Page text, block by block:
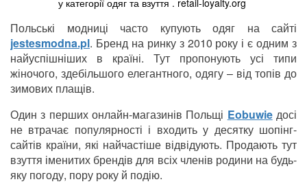
у категорії одяг та взуття . retail-loyalty.org
Польські модниці часто купують одяг на сайті
jestesmodna.pl. Бренд на ринку з 2010 року і є одним з
найуспішніших в країні. Тут пропонують усі типи
жіночого, здебільшого елегантного, одягу – від топів до
зимових плащів.
Один з перших онлайн-магазинів Польщі Eobuwieдосі
не втрачає популярності і входить у десятку шопінг-
сайтів країни, які найчастіше відвідують. Продають тут
взуття іменитих брендів для всіх членів родини на будь-
яку погоду, пору року й подію.